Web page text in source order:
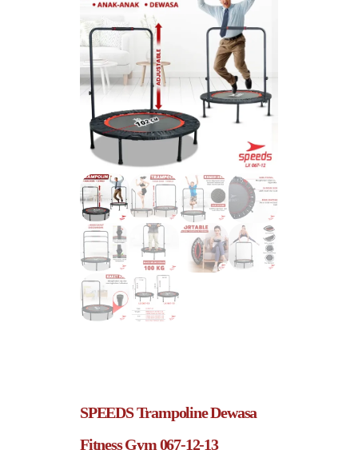
SPEEDS Trampoline Dewasa
Fitness Gym 067-12-13